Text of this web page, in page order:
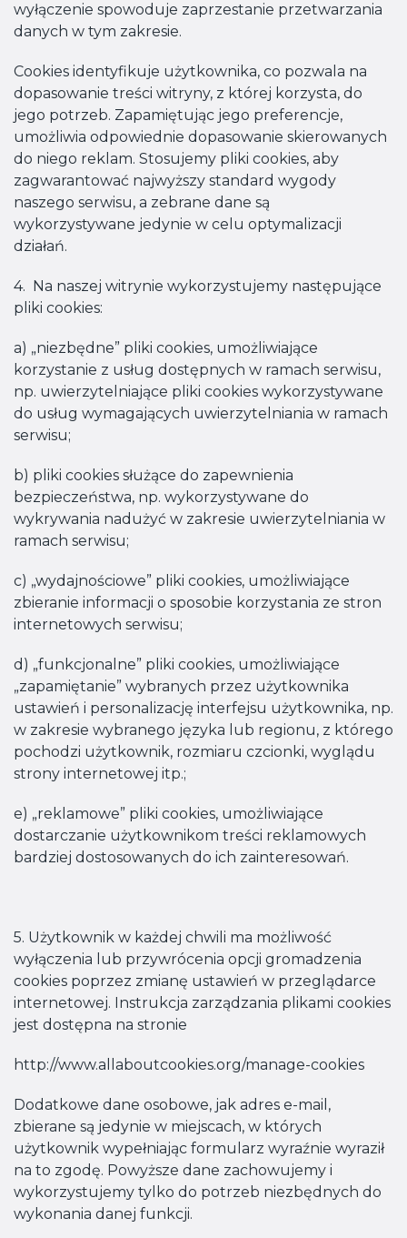
wyłączenie spowoduje zaprzestanie przetwarzania
danych w tym zakresie.
Cookies identyfikuje użytkownika, co pozwala na
dopasowanie treści witryny, z której korzysta, do
jego potrzeb. Zapamiętując jego preferencje,
umożliwia odpowiednie dopasowanie skierowanych
do niego reklam. Stosujemy pliki cookies, aby
zagwarantować najwyższy standard wygody
naszego serwisu, a zebrane dane są
wykorzystywane jedynie w celu optymalizacji
działań.
4. Na naszej witrynie wykorzystujemy następujące
pliki cookies:
a) „niezbędne” pliki cookies, umożliwiające
korzystanie z usług dostępnych w ramach serwisu,
np. uwierzytelniające pliki cookies wykorzystywane
do usług wymagających uwierzytelniania w ramach
serwisu;
b) pliki cookies służące do zapewnienia
bezpieczeństwa, np. wykorzystywane do
wykrywania nadużyć w zakresie uwierzytelniania w
ramach serwisu;
c) „wydajnościowe” pliki cookies, umożliwiające
zbieranie informacji o sposobie korzystania ze stron
internetowych serwisu;
d) „funkcjonalne” pliki cookies, umożliwiające
„zapamiętanie” wybranych przez użytkownika
ustawień i personalizację interfejsu użytkownika, np.
w zakresie wybranego języka lub regionu, z którego
pochodzi użytkownik, rozmiaru czcionki, wyglądu
strony internetowej itp.;
e) „reklamowe” pliki cookies, umożliwiające
dostarczanie użytkownikom treści reklamowych
bardziej dostosowanych do ich zainteresowań.
5. Użytkownik w każdej chwili ma możliwość
wyłączenia lub przywrócenia opcji gromadzenia
cookies poprzez zmianę ustawień w przeglądarce
internetowej. Instrukcja zarządzania plikami cookies
jest dostępna na stronie
http://www.allaboutcookies.org/manage-cookies
Dodatkowe dane osobowe, jak adres e-mail,
zbierane są jedynie w miejscach, w których
użytkownik wypełniając formularz wyraźnie wyraził
na to zgodę. Powyższe dane zachowujemy i
wykorzystujemy tylko do potrzeb niezbędnych do
wykonania danej funkcji.